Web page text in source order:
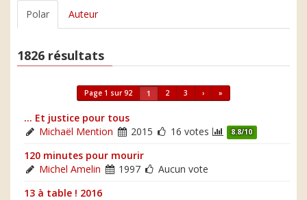
Polar Auteur
1826 résultats
Page 1 sur 92 1 2 3 › »
... Et justice pour tous
Michaël Mention
2015 16 votes 8.8/10
120 minutes pour mourir
Michel Amelin
1997
Aucun vote
13 à table ! 2016